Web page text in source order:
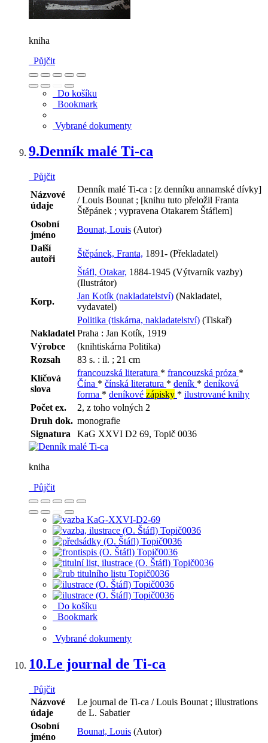
kniha
Půjčit
Do košíku
Bookmark
Vybrané dokumenty
9.Denník malé Ti-ca
Půjčit
Názvové
údaje
Denník malé Ti-ca : [z denníku annamské dívky]
/ Louis Bounat ; [knihu tuto přeložil Franta
Štěpánek ; vypravena Otakarem Štáflem]
Osobní
jméno
Bounat, Louis (Autor)
Další
autoři
Štěpánek, Franta, 1891- (Překladatel)
Štáfl, Otakar, 1884-1945 (Výtvarník vazby)
(Ilustrátor)
Korp.
Jan Kotík (nakladatelství) (Nakladatel,
vydavatel)
Politika (tiskárna, nakladatelství) (Tiskař)
Nakladatel Praha : Jan Kotík, 1919
Výrobce
(knihtiskárna Politika)
Rozsah
83 s. : il. ; 21 cm
Klíčová
slova
francouzská literatura * francouzská próza *
Čína * čínská literatura * deník * deníková
forma * deníkové zápisky * ilustrované knihy
Počet ex.
2, z toho volných 2
Druh dok. monografie
Signatura
KaG XXVI D2 69, Topič 0036
kniha
Půjčit
Do košíku
Bookmark
Vybrané dokumenty
10.Le journal de Ti-ca
Půjčit
Názvové
údaje
Le journal de Ti-ca / Louis Bounat ; illustrations
de L. Sabatier
Osobní
jméno
Bounat, Louis (Autor)